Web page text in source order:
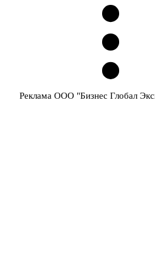
Реклама ООО "Бизнес Глобал